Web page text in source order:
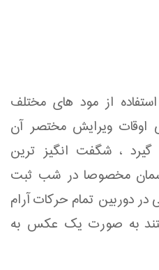
از مود های مختلف
اوقات ویرایش مختصر آن
، شگفت انگیز ترین
مخصوصا در شب ثبت
در دوربین تمام حرکات آرام
به صورت یک عکس به